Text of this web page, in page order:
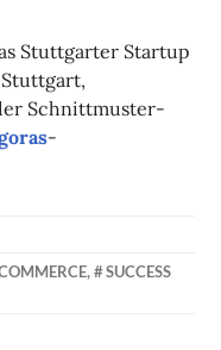
Stuttgarter Startup
Schnittmuster-
-
,
SUCCESS